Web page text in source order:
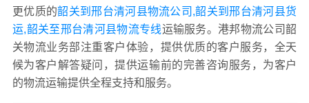
更优质的韶关到邢台清河县物流公司,韶关到邢台清河县货
运,韶关至邢台清河县物流专线运输服务。港邦物流公司韶
关物流业务部注重客户体验，提供优质的客户服务，全天
候为客户解答疑问，提供运输前的完善咨询服务，为客户
的物流运输提供全程支持和服务。